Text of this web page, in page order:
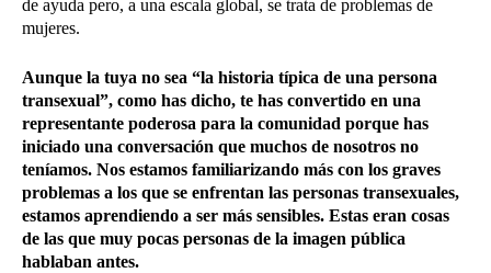
de ayuda pero, a una escala global, se trata de problemas de
mujeres.
Aunque la tuya no sea “la historia típica de una persona
transexual”, como has dicho, te has convertido en una
representante poderosa para la comunidad porque has
iniciado una conversación que muchos de nosotros no
teníamos. Nos estamos familiarizando más con los graves
problemas a los que se enfrentan las personas transexuales,
estamos aprendiendo a ser más sensibles. Estas eran cosas
de las que muy pocas personas de la imagen pública
hablaban antes.